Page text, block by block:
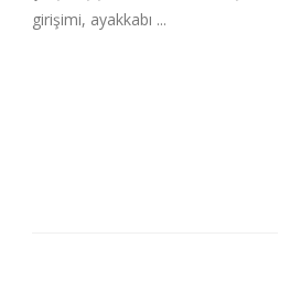
girişimi, ayakkabı ...